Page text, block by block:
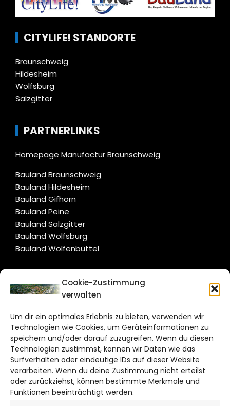
Cookie-Zustimmung
verwalten
Um dir ein optimales Erlebnis zu bieten, verwenden wir
Technologien wie Cookies, um Geräteinformationen zu
speichern und/oder darauf zuzugreifen. Wenn du diesen
Technologien zustimmst, können wir Daten wie das
Surfverhalten oder eindeutige IDs auf dieser Website
verarbeiten. Wenn du deine Zustimmung nicht erteilst
oder zurückziehst, können bestimmte Merkmale und
Funktionen beeinträchtigt werden.
CITYLIFE! STANDORTE
Braunschweig
Hildesheim
Wolfsburg
Salzgitter
PARTNERLINKS
Homepage Manufactur Braunschweig
Bauland Braunschweig
Bauland Hildesheim
Bauland Gifhorn
Bauland Peine
Bauland Salzgitter
Bauland Wolfsburg
Bauland Wolfenbüttel
CITYLIFE!
Bruchtorwall 12
38100 Braunschweig
Telefon: 0531 387220 – 65
DAS STADTMAGAZIN FÜR
WOLFSBURG